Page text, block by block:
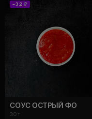
−32 ₽
СОУС ОСТРЫЙ ФО
30 г